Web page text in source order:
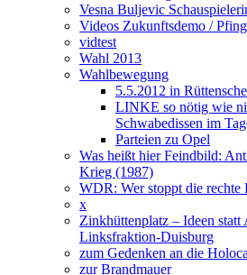
Vesna Buljevic
Videos Zukunftsdemo /
vidtest
Wahl 2013
Wahlbewegung
5.5.2012 in
LINKE so nötig wie
Schwabedissen im
Parteien zu Opel
Was heißt hier Feindbild:
Krieg (1987)
WDR: Wer stoppt die rechte
x
Zinkhüttenplatz – Ideen
Linksfraktion-Duisburg
zum Gedenken an die
zur Brandmauer